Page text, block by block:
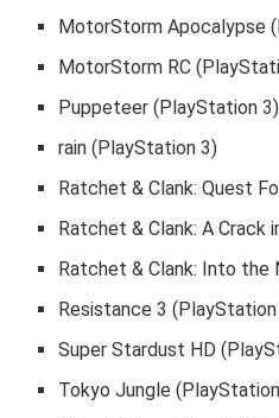
MotorStorm Apocalypse
MotorStorm RC
Puppeteer (PlayStation 3)
rain (PlayStation 3)
Ratchet & Clank: Quest
Ratchet & Clank: A Crack
Ratchet & Clank: Into the
Resistance 3
Super Stardust HD
Tokyo Jungle